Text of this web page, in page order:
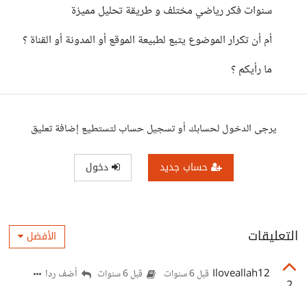
سنوات فكر رياضي مختلف و طريقة تحليل مميزة
أم أن تكرار الموضوع يتبع لطبيعة الموقع أو المدونة أو القناة ؟
ما رأيكم ؟
يرجى الدخول لحسابك أو تسجيل حساب لتستطيع إضافة تعليق
حساب جديد دخول
التعليقات الأفضل
Iloveallah12 قبل 6 سنوات قبل 6 سنوات أضف ردا